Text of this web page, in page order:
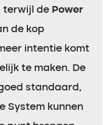
terwijl de Power
de kop
intentie komt
te maken. De
standaard,
System kunnen